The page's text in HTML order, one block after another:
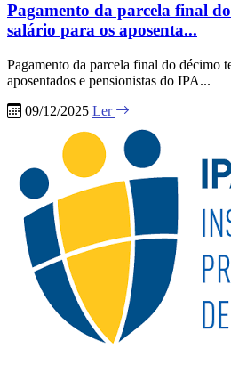
Pagamento da parcela final
salário para os aposenta...
Pagamento da parcela final do décimo
aposentados e pensionistas do IPA...
09/12/2025 Ler